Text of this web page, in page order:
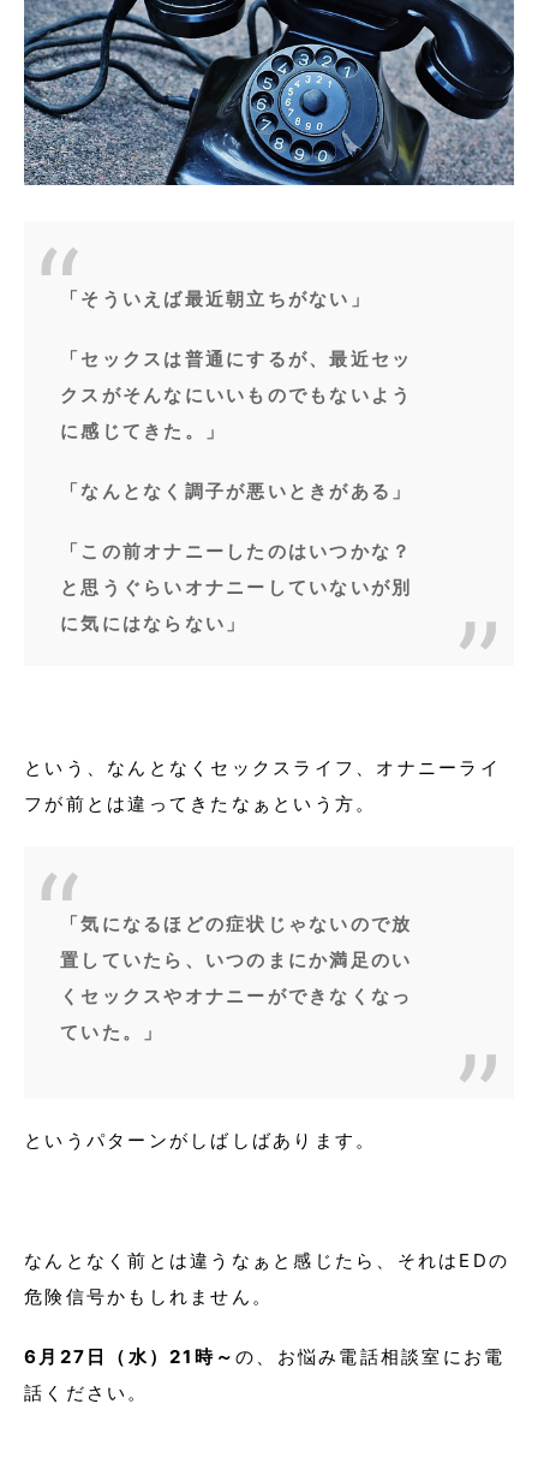
「そういえば最近朝立ちがない」
「セックスは普通にするが、最近セッ
クスがそんなにいいものでもないよう
に感じてきた。」
「なんとなく調子が悪いときがある」
「この前オナニーしたのはいつかな？
と思うぐらいオナニーしていないが別
に気にはならない」
という、なんとなくセックスライフ、オナニーライ
フが前とは違ってきたなぁという方。
「気になるほどの症状じゃないので放
置していたら、いつのまにか満足のい
くセックスやオナニーができなくなっ
ていた。」
というパターンがしばしばあります。
なんとなく前とは違うなぁと感じたら、それはEDの
危険信号かもしれません。
6月27日（水）21時～ の、お悩み電話相談室にお電
話ください。